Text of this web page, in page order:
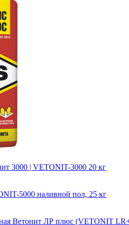
3000 | VETONIT-3000 20 кг
5000 наливной пол, 25 кг
Ветонит ЛР плюс (VETONIT